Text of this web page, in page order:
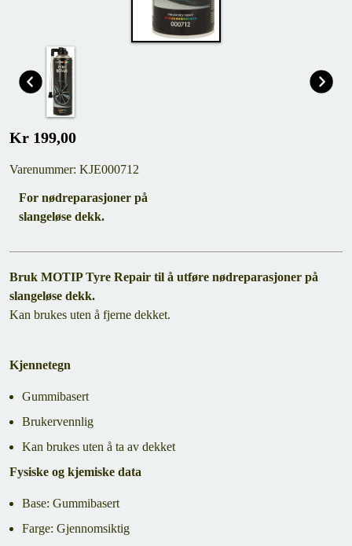
Kr 199,00
Varenummer: KJE000712
For nødreparasjoner på
slangeløse dekk.
Bruk MOTIP Tyre Repair til å utføre nødreparasjoner på
slangeløse dekk.
Kan brukes uten å fjerne dekket.
Kjennetegn
Gummibasert
Brukervennlig
Kan brukes uten å ta av dekket
Fysiske og kjemiske data
Base: Gummibasert
Farge: Gjennomsiktig